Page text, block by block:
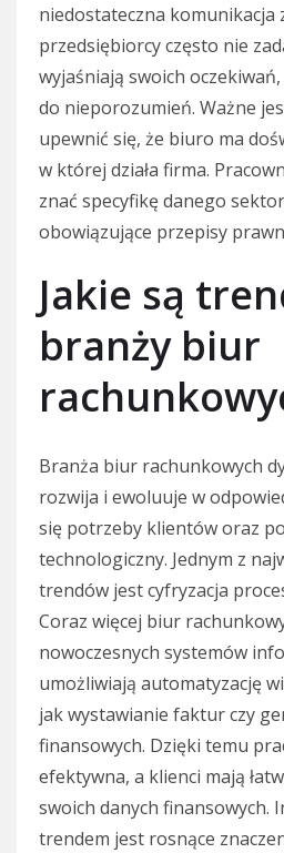
niedostateczna komunikacja
przedsiębiorcy często nie
wyjaśniają swoich
do nieporozumień. Ważne
upewnić się, że biuro ma
w której działa firma.
znać specyfikę danego
obowiązujące przepisy
Jakie są
branży biur
Branża biur rachunkowych
rozwija i ewoluuje w
się potrzeby klientów oraz
technologiczny. Jednym z
trendów jest cyfryzacja
Coraz więcej biur
nowoczesnych systemów
umożliwiają automatyzację
jak wystawianie faktur czy
finansowych. Dzięki temu
efektywna, a klienci mają
swoich danych finansowych.
trendem jest rosnące